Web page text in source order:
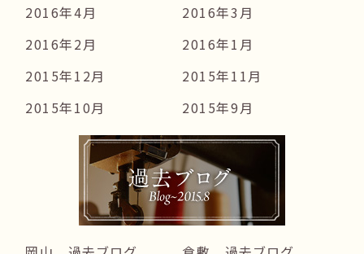
2016年4月
2016年3月
2016年2月
2016年1月
2015年12月
2015年11月
2015年10月
2015年9月